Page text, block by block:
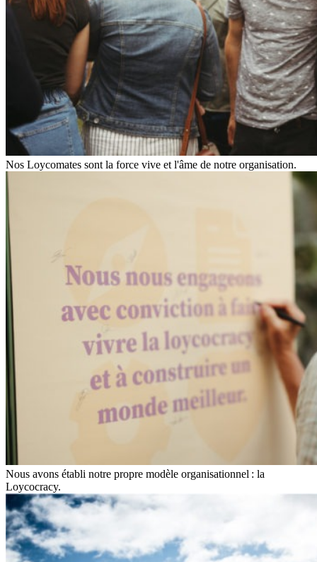
Nos Loycomates sont la force vive et l'âme de notre organisation.
Nous avons établi notre propre modèle organisationnel : la
Loycocracy.